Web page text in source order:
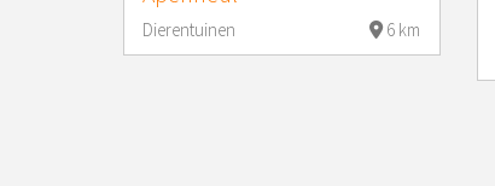
Dierentuinen 6 km